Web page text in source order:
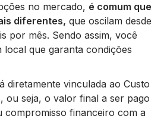
no mercado, é comum que
diferentes, que oscilam desde
por mês. Sendo assim, você
que garanta condições
diretamente vinculada ao Custo
ou seja, o valor final a ser pago
compromisso financeiro com a